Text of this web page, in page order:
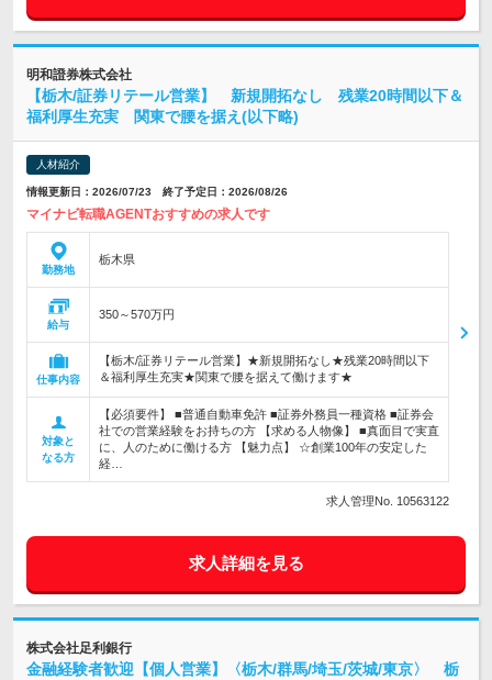
明和證券株式会社
【栃木/証券リテール営業】 新規開拓なし 残業20時間以下＆
福利厚生充実 関東で腰を据え(以下略)
人材紹介
情報更新日：2026/07/23 終了予定日：2026/08/26
マイナビ転職AGENTおすすめの求人です
勤務地
栃木県
給与
350～570万円
仕事内容
【栃木/証券リテール営業】★新規開拓なし★残業20時間以下
＆福利厚生充実★関東で腰を据えて働けます★
対象と
なる方
【必須要件】 ■普通自動車免許 ■証券外務員一種資格 ■証券会
社での営業経験をお持ちの方 【求める人物像】 ■真面目で実直
に、人のために働ける方 【魅力点】 ☆創業100年の安定した
経…
求人管理No. 10563122
求人詳細を見る
株式会社足利銀行
金融経験者歓迎【個人営業】〈栃木/群馬/埼玉/茨城/東京〉 栃